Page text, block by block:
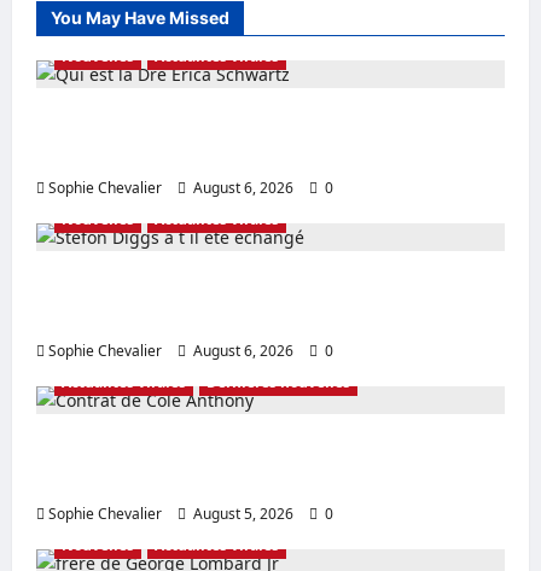
You May Have Missed
Nouvelles
Actualités virales
Sophie Chevalier August 6, 2026
0
Nouvelles
Actualités virales
Sophie Chevalier August 6, 2026
0
Actualités virales
Dernières nouvelles
Sophie Chevalier August 5, 2026
0
Nouvelles
Actualités virales